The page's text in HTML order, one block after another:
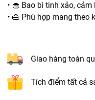
• 🧁 Bao bì tinh xảo,
• 👜 Phù hợp mang theo
Giao hàng toàn
Tích điểm tất cả